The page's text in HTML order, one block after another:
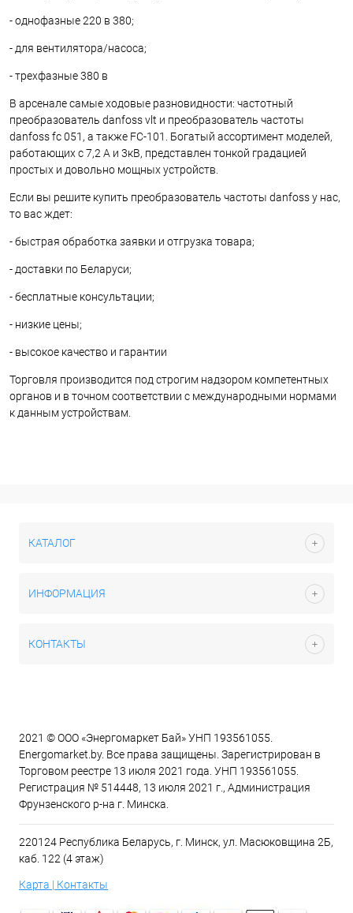
- однофазные 220 в 380;
- для вентилятора/насоса;
- трехфазные 380 в
В арсенале самые ходовые разновидности: частотный
преобразователь danfoss vlt и преобразователь частоты
danfoss fc 051, а также FC-101. Богатый ассортимент моделей,
работающих с 7,2 А и 3кВ, представлен тонкой градацией
простых и довольно мощных устройств.
Если вы решите купить преобразователь частоты danfossу нас,
то вас ждет:
- быстрая обработка заявки и отгрузка товара;
- доставки по Беларуси;
- бесплатные консультации;
- низкие цены;
- высокое качество и гарантии
Торговля производится под строгим надзором компетентных
органов и в точном соответствии с международными нормами
к данным устройствам.
КАТАЛОГ
ИНФОРМАЦИЯ
КОНТАКТЫ
2021 © ООО «Энергомаркет Бай» УНП 193561055.
Energomarket.by. Все права защищены. Зарегистрирован в
Торговом реестре 13 июля 2021 года. УНП 193561055.
Регистрация № 514448, 13 июля 2021 г., Администрация
Фрунзенского р-на г. Минска.
220124 Республика Беларусь, г. Минск, ул. Масюковщина 2Б,
каб. 122 (4 этаж)
Карта | Контакты